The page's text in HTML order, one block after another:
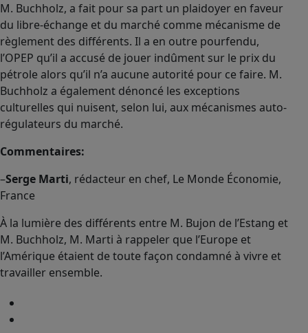
M. Buchholz, a fait pour sa part un plaidoyer en faveur
du libre-échange et du marché comme mécanisme de
règlement des différents. Il a en outre pourfendu,
l’OPEP qu’il a accusé de jouer indûment sur le prix du
pétrole alors qu’il n’a aucune autorité pour ce faire. M.
Buchholz a également dénoncé les exceptions
culturelles qui nuisent, selon lui, aux mécanismes auto-
régulateurs du marché.
Commentaires:
–Serge Marti, rédacteur en chef, Le Monde Économie,
France
À la lumière des différents entre M. Bujon de l’Estang et
M. Buchholz, M. Marti à rappeler que l’Europe et
l’Amérique étaient de toute façon condamné à vivre et
travailler ensemble.